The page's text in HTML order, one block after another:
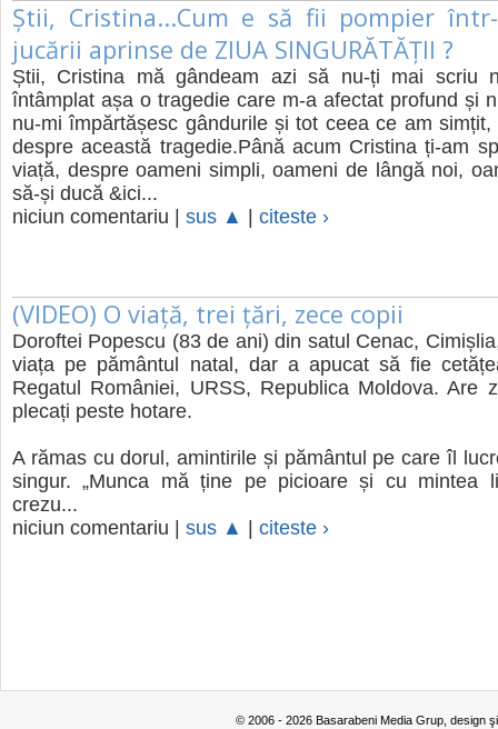
Știi, Cristina...Cum e să fii pompier
jucării aprinse de ZIUA SINGURĂTĂȚII ?
Știi, Cristina mă gândeam azi să nu-ți mai scriu
întâmplat așa o tragedie care m-a afectat profund și
nu-mi împărtășesc gândurile și tot ceea ce am
despre această tragedie.Până acum Cristina ți-am
viață, despre oameni simpli, oameni de lângă noi,
să-și ducă &ici...
niciun comentariu | sus ▲ citeste ›
(VIDEO) O viață, trei țări, zece copii
Doroftei Popescu (83 de ani) din satul Cenac,
viața pe pământul natal, dar a apucat să fie
Regatul României, URSS, Republica Moldova. Are
plecați peste hotare.
A rămas cu dorul, amintirile și pământul pe care îl
singur. „Munca mă ține pe picioare și cu mintea
crezu...
niciun comentariu | sus ▲ citeste ›
© 2006 - 2026 Basarabeni Media Grup, design